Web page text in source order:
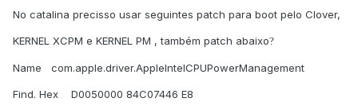
No catalina precisso usar seguintes patch para boot pelo Clover,
KERNEL XCPM e KERNEL PM , também patch abaixo?
Name com.apple.driver.AppleIntelCPUPowerManagement
Find. Hex D0050000 84C07446 E8